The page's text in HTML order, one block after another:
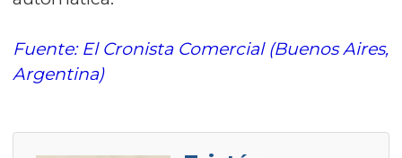
Fuente: El Cronista Comercial (Buenos Aires,
Argentina)